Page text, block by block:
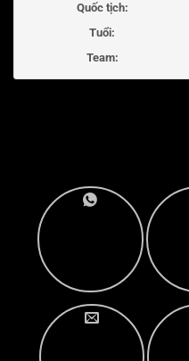
Quốc tịch:
Tuổi:
Team: